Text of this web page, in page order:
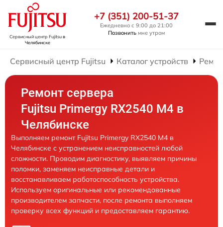
Сервисный центр Fujitsuв
Челябинске
+7 (351) 200-51-37
Ежедневно с 9:00 до 21:00
Позвонить мне утром
Сервисный центр Fujitsu Каталог устройств
Ремонт сервера
Fujitsu Primergy RX2540 M4 в
Челябинске
Выполняем ремонт Fujitsu Primergy RX2540 M4 в
Челябинске с устранением неисправностей любой
сложности. Проводим диагностику, выявляем причины
поломки, заменяем неисправные детали и
восстанавливаем работоспособность устройства.
Используем оригинальные или рекомендованные
производителем запчасти, после ремонта выполняем
проверку всех функций и предоставляем гарантию.